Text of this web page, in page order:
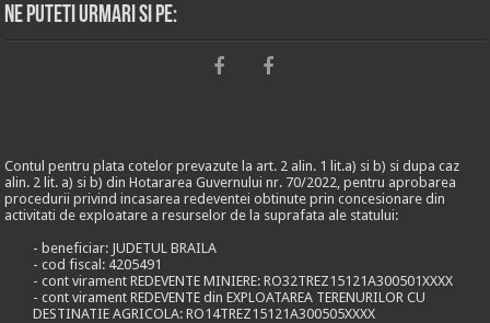
Ne puteti urmari si pe:
Contul pentru plata cotelor prevazute la art. 2 alin. 1 lit.a) si b) si dupa caz
alin. 2 lit. a) si b) din Hotararea Guvernului nr. 70/2022, pentru aprobarea
procedurii privind incasarea redeventei obtinute prin concesionare din
activitati de exploatare a resurselor de la suprafata ale statului:
- beneficiar: JUDETUL BRAILA
- cod fiscal: 4205491
- cont virament REDEVENTE MINIERE: RO32TREZ15121A300501XXXX
- cont virament REDEVENTE din EXPLOATAREA TERENURILOR CU
DESTINATIE AGRICOLA: RO14TREZ15121A300505XXXX